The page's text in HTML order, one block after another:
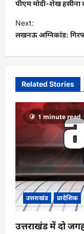
s
t
v
g
a
t
o
n
पीएम मोदी-शेख हसीना
Next:
लखनऊ अग्निकांड:
Related Stories
1 minute read
उत्तराखंड प्रादेशिक
उत्तराखंड में दो